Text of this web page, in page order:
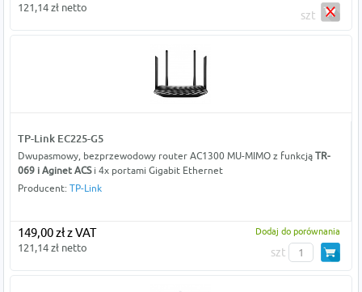
121,14 zł netto
szt
TP-Link EC225-G5
Dwupasmowy, bezprzewodowy router AC1300 MU-MIMO z funkcją TR-
069 i Aginet ACSi 4x portami Gigabit Ethernet
Producent: TP-Link
149,00 zł z VAT
121,14 zł netto
Dodaj do porównania
szt